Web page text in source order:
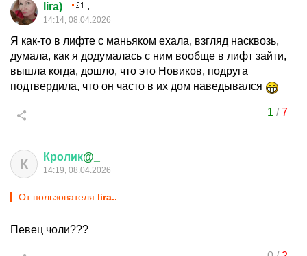
lira)
14:14, 08.04.2026
Я как-то в лифте с маньяком ехала, взгляд насквозь,
думала, как я додумалась с ним вообще в лифт зайти,
вышла когда, дошло, что это Новиков, подруга
подтвердила, что он часто в их дом наведывался
1 /7
К Кролик@_
14:19, 08.04.2026
От пользователя lira..
Певец чоли???